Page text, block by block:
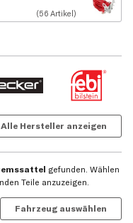
(56 Artikel)
Alle Hersteller anzeigen
gefunden. Wählen
Teile anzuzeigen.
Fahrzeug auswählen